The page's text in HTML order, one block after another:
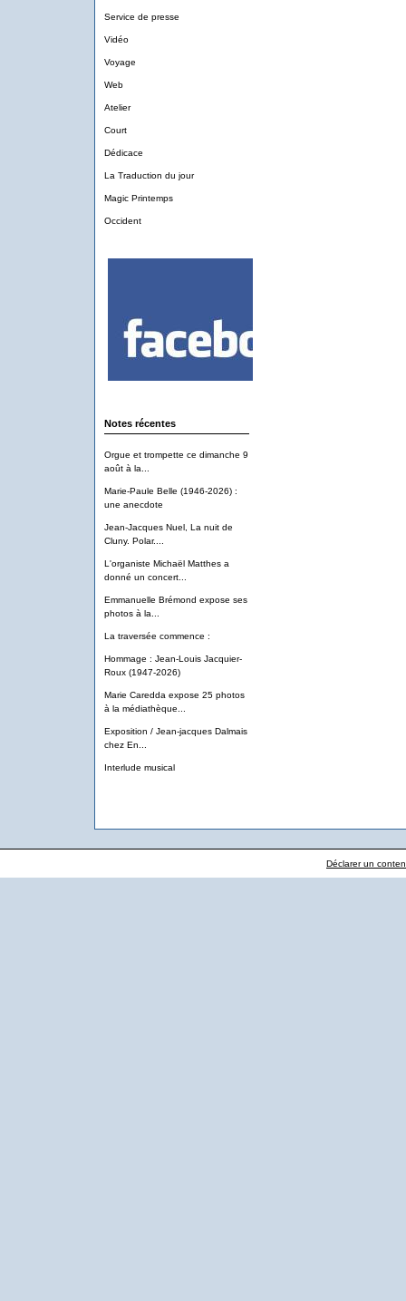
Service de presse
Vidéo
Voyage
Web
Atelier
Court
Dédicace
La Traduction du jour
Magic Printemps
Occident
Notes récentes
Orgue et trompette ce dimanche 9
août à la...
Marie-Paule Belle (1946-2026) :
une anecdote
Jean-Jacques Nuel, La nuit de
Cluny. Polar....
L'organiste Michaël Matthes a
donné un concert...
Emmanuelle Brémond expose ses
photos à la...
La traversée commence :
Hommage : Jean-Louis Jacquier-
Roux (1947-2026)
Marie Caredda expose 25 photos
à la médiathèque...
Exposition / Jean-jacques Dalmais
chez En...
Interlude musical
Déclarer un